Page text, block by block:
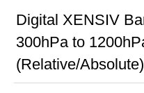
Digital XENSIV
300hPa to
(Relative/